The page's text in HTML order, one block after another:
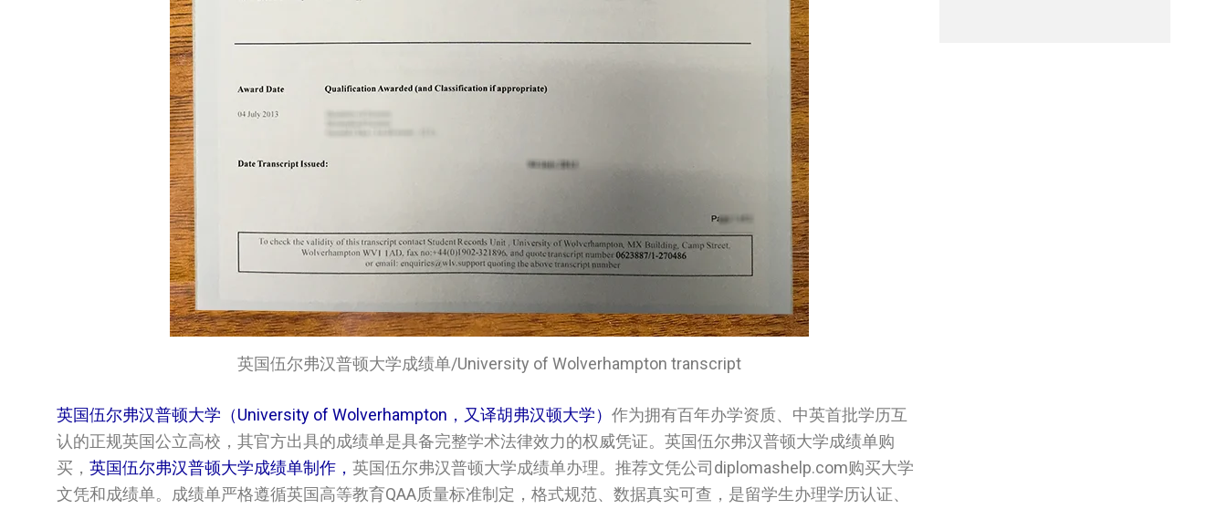
英国伍尔弗汉普顿大学成绩单/University of Wolverhampton transcript
英国伍尔弗汉普顿大学（University of Wolverhampton，又译胡弗汉顿大学） 作为拥有百年办学资质、中英首批学历互
认的正规英国公立高校，其官方出具的成绩单是具备完整学术法律效力的权威凭证。英国‌伍尔弗汉普顿大学‌‌‌成绩单购
买， 英国‌伍尔弗汉普顿大学‌‌‌成绩单制作， 英国‌伍尔弗汉普顿大学‌‌‌成绩单办理。推荐文凭公司diplomashelp.com购买大学
文凭和成绩单。成绩单严格遵循英国高等教育QAA质量标准制定，格式规范、数据真实可查，是留学生办理学历认证、